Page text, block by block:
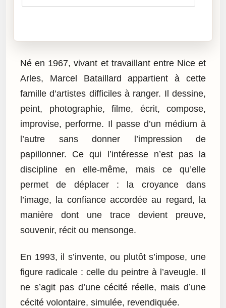
Né en 1967, vivant et travaillant entre Nice et
Arles, Marcel Bataillard appartient à cette
famille d’artistes difficiles à ranger. Il dessine,
peint, photographie, filme, écrit, compose,
improvise, performe. Il passe d’un médium à
l’autre sans donner l’impression de
papillonner. Ce qui l’intéresse n’est pas la
discipline en elle-même, mais ce qu’elle
permet de déplacer : la croyance dans
l’image, la confiance accordée au regard, la
manière dont une trace devient preuve,
souvenir, récit ou mensonge.
En 1993, il s’invente, ou plutôt s’impose, une
figure radicale : celle du peintre à l’aveugle. Il
ne s’agit pas d’une cécité réelle, mais d’une
cécité volontaire, simulée, revendiquée.